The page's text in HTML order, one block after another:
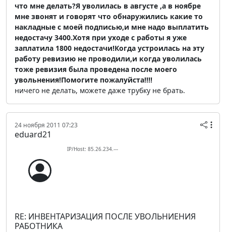
что мне делать?Я уволилась в августе ,а в ноябре
мне звонят и говорят что обнаружились какие то
накладные с моей подписью,и мне надо выплатить
недостачу 3400.Хотя при уходе с работы я уже
заплатила 1800 недостачи!Когда устроилась на эту
работу ревизию не проводили,и когда уволилась
тоже ревизия была проведена после моего
увольнения!Помогите пожалуйста!!!!
ничего не делать, можете даже трубку не брать.
24 ноября 2011 07:23
eduard21
IP/Host: 85.26.234.---
RE: ИНВЕНТАРИЗАЦИЯ ПОСЛЕ УВОЛЬНИЕНИЯ
РАБОТНИКА